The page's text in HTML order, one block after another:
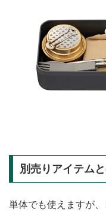
別売りアイテム
単体でも使えますが